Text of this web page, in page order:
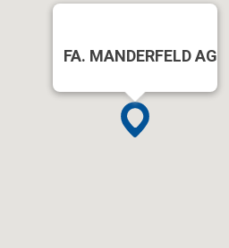
FA. MANDERFELD AG